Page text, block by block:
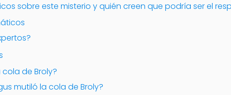
sobre este misterio y quién creen que podría ser el
cola de Broly?
mutiló la cola de Broly?